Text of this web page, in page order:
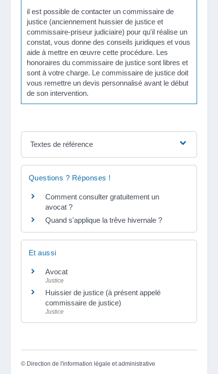
il est possible de contacter un commissaire de
justice (anciennement huissier de justice et
commissaire-priseur judiciaire) pour qu'il réalise un
constat, vous donne des conseils juridiques et vous
aide à mettre en œuvre cette procédure. Les
honoraires du commissaire de justice sont libres et
sont à votre charge. Le commissaire de justice doit
vous remettre un devis personnalisé avant le début
de son intervention.
Textes de référence
Questions ? Réponses !
Comment consulter gratuitement un
avocat ?
Quand s'applique la trêve hivernale ?
Et aussi
Avocat
Justice
Huissier de justice (à présent appelé
commissaire de justice)
Justice
© Direction de l'information légale et administrative